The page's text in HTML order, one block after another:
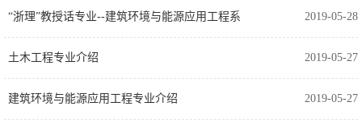
2019-05-28
“浙理”教授话专业--建筑环境与能源应用工程系
2019-05-27
土木工程专业介绍
2019-05-27
建筑环境与能源应用工程专业介绍